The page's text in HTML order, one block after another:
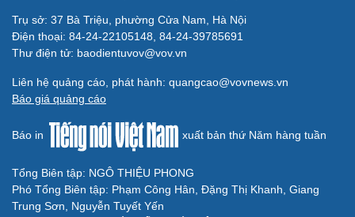
Trụ sở: 37 Bà Triệu, phường Cửa Nam, Hà Nội
Điện thoại: 84-24-22105148, 84-24-39785691
Thư điện tử: baodientuvov@vov.vn
Liên hệ quảng cáo, phát hành: quangcao@vovnews.vn
Báo giá quảng cáo
Báo in xuất bản thứ Năm hàng tuần
Tổng Biên tập: NGÔ THIỆU PHONG
Phó Tổng Biên tập: Phạm Công Hân, Đặng Thị Khanh, Giang
Trung Sơn, Nguyễn Tuyết Yến